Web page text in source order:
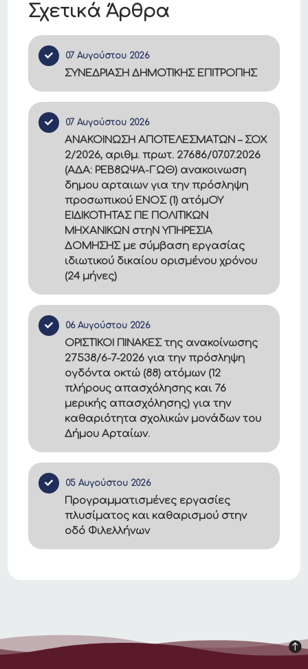
Σχετικά Άρθρα
07 Αυγούστου 2026
ΣΥΝΕΔΡΙΑΣΗ ΔΗΜΟΤΙΚΗΣ ΕΠΙΤΡΟΠΗΣ
07 Αυγούστου 2026
ΑΝΑΚΟΙΝΩΣΗ ΑΠΟΤΕΛΕΣΜΑΤΩΝ – ΣΟΧ
2/2026, αριθμ. πρωτ. 27686/07.07.2026
(ΑΔΑ: ΡΕΒ8ΩΨΑ-ΓΩΘ) ανακοινωση
δημου αρταιων για την πρόσληψη
προσωπικού ΕΝΟΣ (1) ατόμΟΥ
ΕΙΔΙΚΟΤΗΤΑΣ ΠΕ ΠΟΛΙΤΙΚΩΝ
ΜΗΧΑΝΙΚΩΝ στηΝ ΥΠΗΡΕΣΙΑ
ΔΟΜΗΣΗΣ με σύμβαση εργασίας
ιδιωτικού δικαίου ορισμένου χρόνου
(24 μήνες)
06 Αυγούστου 2026
ΟΡΙΣΤΙΚΟΙ ΠΙΝΑΚΕΣ της ανακοίνωσης
27538/6-7-2026 για την πρόσληψη
ογδόντα οκτώ (88) ατόμων (12
πλήρους απασχόλησης και 76
μερικής απασχόλησης) για την
καθαριότητα σχολικών μονάδων του
Δήμου Αρταίων.
05 Αυγούστου 2026
Προγραμματισμένες εργασίες
πλυσίματος και καθαρισμού στην
οδό Φιλελλήνων